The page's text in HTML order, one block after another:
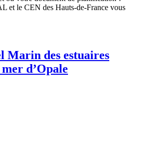
et le CEN des Hauts-de-France vous
Marin des estuaires
d’Opale